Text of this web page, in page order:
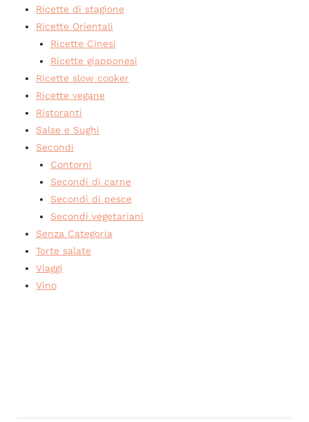
Ricette di stagione
Ricette Orientali
Ricette Cinesi
Ricette giapponesi
Ricette slow cooker
Ricette vegane
Ristoranti
Salse e Sughi
Secondi
Contorni
Secondi di carne
Secondi di pesce
Secondi vegetariani
Senza Categoria
Torte salate
Viaggi
Vino